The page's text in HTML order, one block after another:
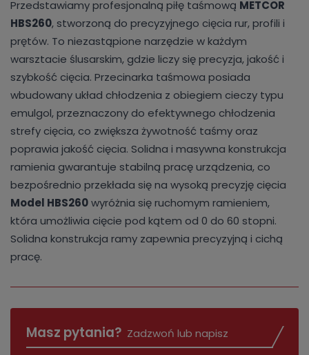
Przedstawiamy profesjonalną piłę taśmową METCOR
HBS260, stworzoną do precyzyjnego cięcia rur, profili i
prętów. To niezastąpione narzędzie w każdym
warsztacie ślusarskim, gdzie liczy się precyzja, jakość i
szybkość cięcia. Przecinarka taśmowa posiada
wbudowany układ chłodzenia z obiegiem cieczy typu
emulgol, przeznaczony do efektywnego chłodzenia
strefy cięcia, co zwiększa żywotność taśmy oraz
poprawia jakość cięcia. Solidna i masywna konstrukcja
ramienia gwarantuje stabilną pracę urządzenia, co
bezpośrednio przekłada się na wysoką precyzję cięcia
Model HBS260wyróżnia się ruchomym ramieniem,
która umożliwia cięcie pod kątem od 0 do 60 stopni.
Solidna konstrukcja ramy zapewnia precyzyjną i cichą
pracę.
Masz pytania? Zadzwoń lub napisz